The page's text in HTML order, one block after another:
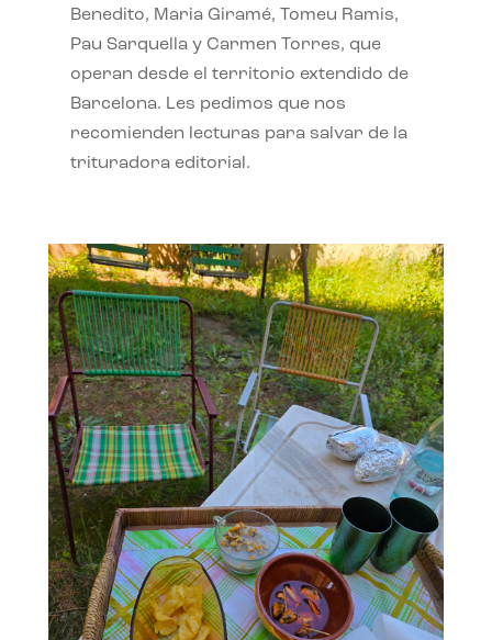
Benedito, Maria Giramé, Tomeu Ramis,
Pau Sarquella y Carmen Torres, que
operan desde el territorio extendido de
Barcelona. Les pedimos que nos
recomienden lecturas para salvar de la
trituradora editorial.